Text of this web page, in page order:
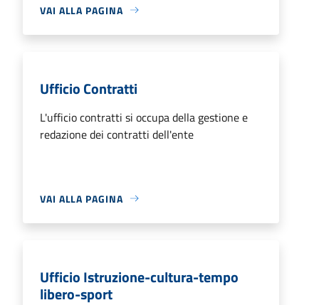
VAI ALLA PAGINA
Ufficio Contratti
L'ufficio contratti si occupa della gestione e
redazione dei contratti dell'ente
VAI ALLA PAGINA
Ufficio Istruzione-cultura-tempo
libero-sport